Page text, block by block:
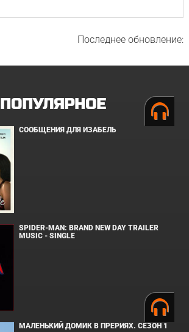
Последнее обновление:
ПОПУЛЯРНОЕ
СООБЩЕНИЯ ДЛЯ ИЗАБЕЛЬ
SPIDER-MAN: BRAND NEW DAY TRAILER
MUSIC - SINGLE
МАЛЕНЬКИЙ ДОМИК В ПРЕРИЯХ. СЕЗОН 1